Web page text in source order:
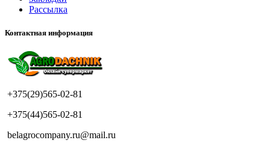
Рассылка
Контактная информация
+375(29)565-02-81
+375(44)565-02-81
belagrocompany.ru@mail.ru